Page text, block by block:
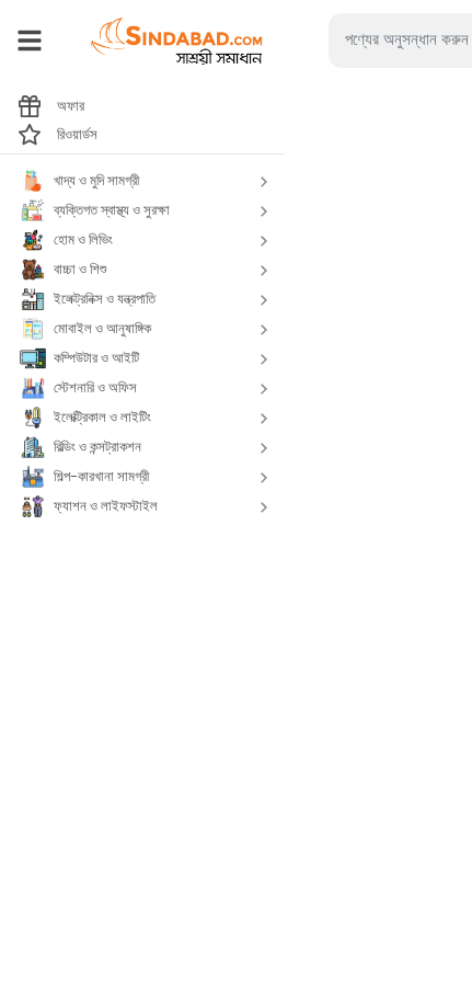
অফার
রিওয়ার্ডস
খাদ্য ও মুদি সামগ্রী
ব্যক্তিগত স্বাস্থ্য ও সুরক্ষা
হোম ও লিভিং
বাচ্চা ও শিশু
ইলেক্ট্রনিক্স ও যন্ত্রপাতি
মোবাইল ও আনুষাঙ্গিক
কম্পিউটার ও আইটি
স্টেশনারি ও অফিস
ইলেক্ট্রিকাল ও লাইটিং
বিল্ডিং ও কন্সট্রাকশন
শিল্প-কারখানা সামগ্রী
ফ্যাশন ও লাইফস্টাইল